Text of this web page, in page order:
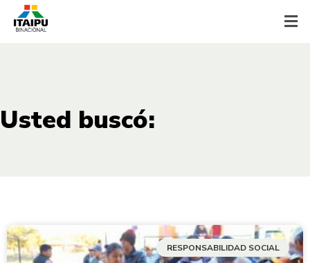
Usted buscó:
RESPONSABILIDAD SOCIAL